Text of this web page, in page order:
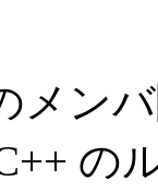
メン
の